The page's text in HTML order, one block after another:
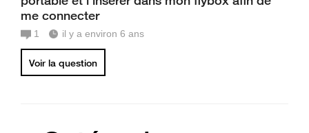
me connecter
1 il y a environ 6 ans
Voir la question